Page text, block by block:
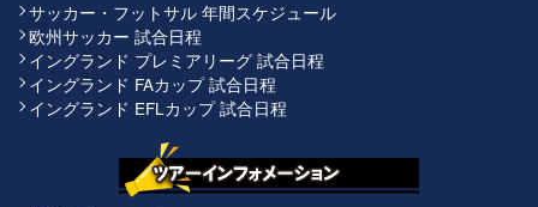
サッカー・フットサル 年間スケジュール
欧州サッカー 試合日程
イングランド プレミアリーグ 試合日程
イングランド FAカップ 試合日程
イングランド EFLカップ 試合日程